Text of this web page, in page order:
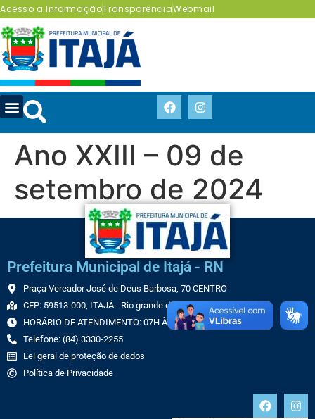
Acesso a InformaçãoTransparênciaWebmail
Ano XXIII – 09 de
setembro de 2024
Prefeitura Municipal de Itajá - RN
Praça Vereador José de Deus Barbosa, 70 CENTRO
CEP: 59513-000, ITAJÁ - Rio grande do Norte
HORÁRIO DE ATENDIMENTO: 07H ÀS 13H
Telefone: (84) 3330-2255
Lei geral de proteção de dados
Política de Privacidade